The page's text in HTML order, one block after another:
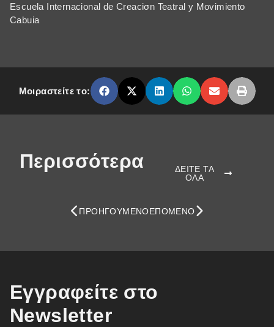
Escuela Internacional de Creaciσn Teatral y Movimiento
Cabuia
Μοιραστείτε το:
Περισσότερα
ΔΕΙΤΕ ΤΑ
ΟΛΑ
ΠΡΟΗΓΟΎΜΕΝΟΕΠΌΜΕΝΟ
Εγγραφείτε στο
Newsletter